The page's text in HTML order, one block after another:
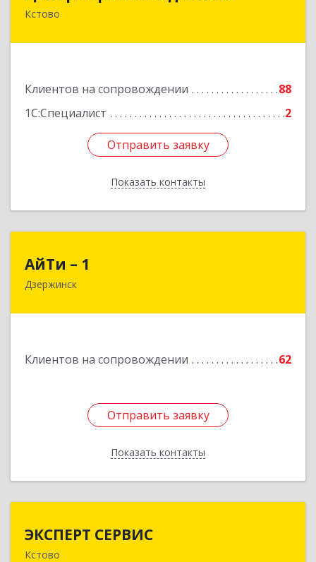
Кстово
Клиентов на сопровождении
88
1С:Специалист
2
Отправить заявку
Показать контакты
607650, Нижегородская обл, Кстово г, Победы
Отправить заявку
Назад
АйТи – 1
Дзержинск
Клиентов на сопровождении 62
Отправить заявку
Показать контакты
606015, Нижегородская обл, Дзержинск г,
Отправить заявку
Назад
ЭКСПЕРТ СЕРВИС
Кстово